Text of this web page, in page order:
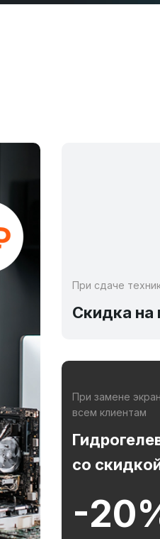
При сдаче
Скидка на
При замене
всем клиентам
со
-